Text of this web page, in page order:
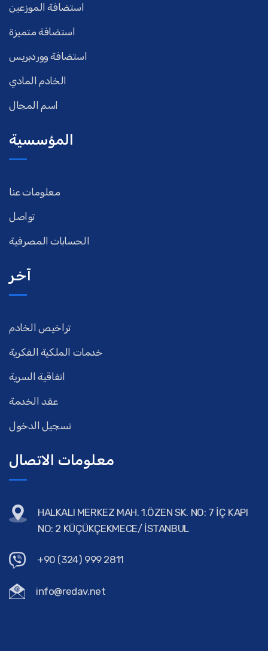
استضافة الموزعين
استضافة متميزة
استضافة ووردبريس
الخادم المادي
اسم المجال
المؤسسية
معلومات عنا
تواصل
الحسابات المصرفية
آخر
تراخيص الخادم
خدمات الملكية الفكرية
اتفاقية السرية
عقد الخدمة
تسجيل الدخول
معلومات الاتصال
HALKALI MERKEZ MAH. 1.ÖZEN SK. NO: 7 İÇ KAPI
NO: 2 KÜÇÜKÇEKMECE/ İSTANBUL
+90 (324) 999 2811
info@redav.net